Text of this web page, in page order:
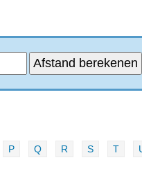
P Q R S T